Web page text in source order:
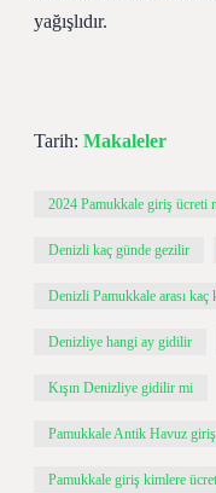
yağışlıdır.
Tarih: Makaleler
2024 Pamukkale giriş ücreti
Denizli kaç günde gezilir
Denizli Pamukkale arası kaç
Denizliye hangi ay gidilir
Kışın Denizliye gidilir mi
Pamukkale Antik Havuz
Pamukkale giriş kimlere